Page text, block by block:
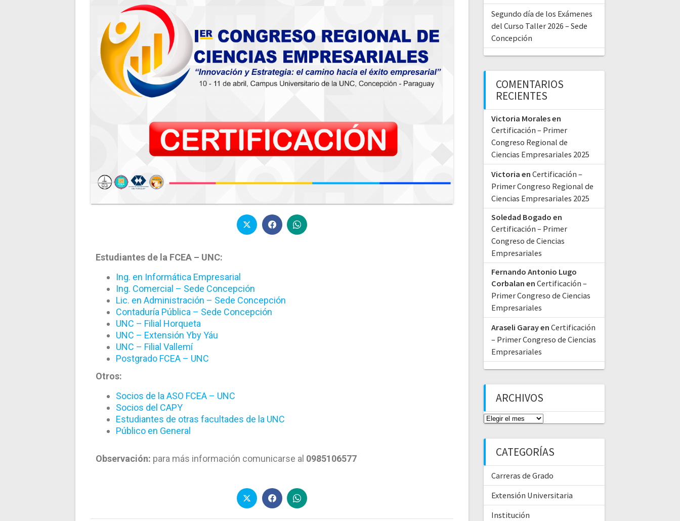
Estudiantes de la FCEA – UNC:
Ing. en Informática Empresarial
Ing. Comercial – Sede Concepción
Lic. en Administración – Sede Concepción
Contaduría Pública – Sede Concepción
UNC – Filial Horqueta
UNC – Extensión Yby Yáu
UNC – Filial Vallemí
Postgrado FCEA – UNC
Otros:
Socios de la ASO FCEA – UNC
Socios del CAPY
Estudiantes de otras facultades de la UNC
Público en General
Observación: para más información comunicarse al 0985106577
Segundo día de los Exámenes
del Curso Taller 2026 – Sede
Concepción
COMENTARIOS
RECIENTES
Victoria Moralesen
Certificación – Primer
Congreso Regional de
Ciencias Empresariales 2025
Victoria en Certificación –
Primer Congreso Regional de
Ciencias Empresariales 2025
Soledad Bogado en
Certificación – Primer
Congreso de Ciencias
Empresariales
Fernando Antonio Lugo
Corbalan en Certificación –
Primer Congreso de Ciencias
Empresariales
Araseli Garayen Certificación
– Primer Congreso de Ciencias
Empresariales
ARCHIVOS
CATEGORÍAS
Carreras de Grado
Extensión Universitaria
Institución